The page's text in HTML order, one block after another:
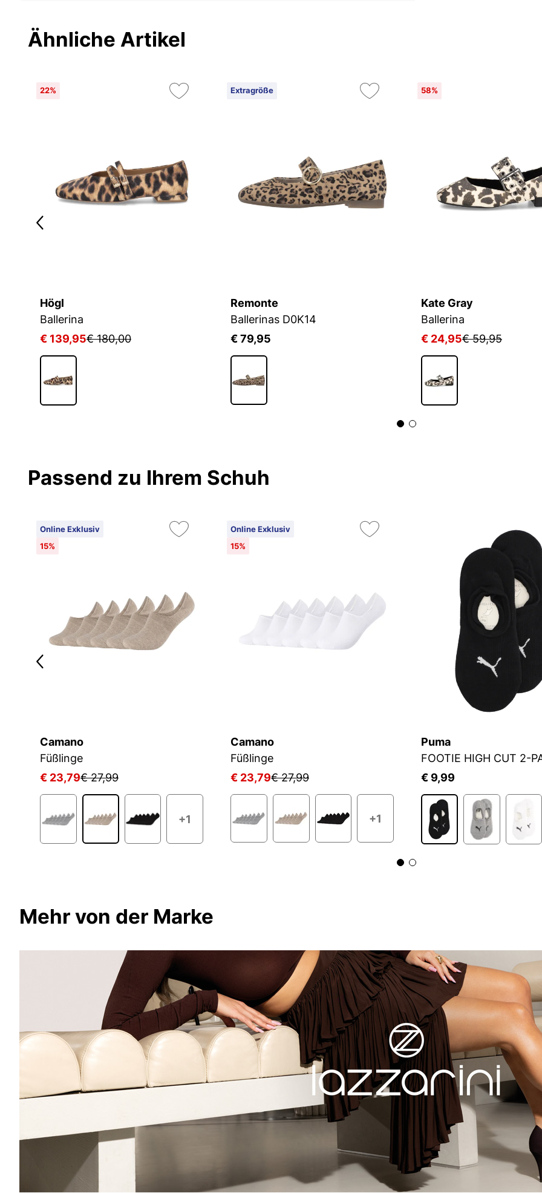
Ähnliche Artikel
22%
Högl
Ballerina
€ 139,95€ 180,00
Extragröße
Remonte
Ballerinas D0K14
€ 79,95
58%
Kate Gray
Ballerina
€ 24,95€ 59,95
Passend zu Ihrem Schuh
Online Exklusiv
15%
Camano
Füßlinge
€ 23,79€ 27,99
+1
Online Exklusiv
15%
Camano
Füßlinge
€ 23,79€ 27,99
+1
Puma
FOOTIE HIGH CUT 2-
€ 9,99
Mehr von der Marke